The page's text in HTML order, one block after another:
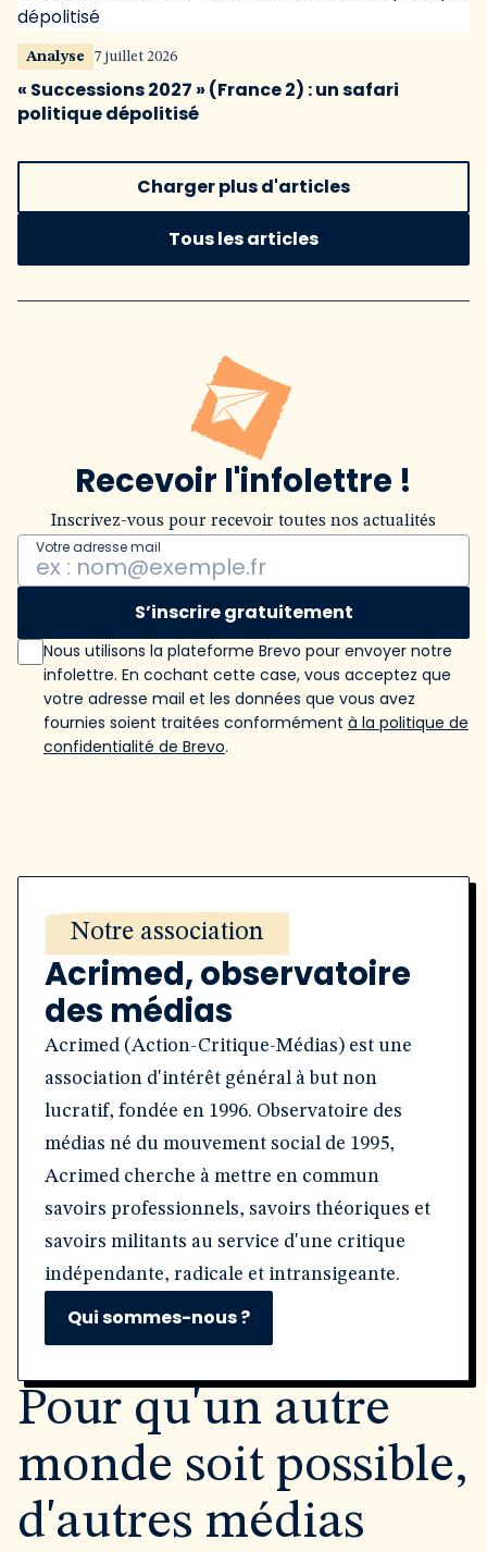
Analyse 7 juillet 2026
« Successions 2027 » (France 2) : un safari
politique dépolitisé
Charger plus d'articles
Tous les articles
Recevoir l'infolettre !
Inscrivez-vous pour recevoir toutes nos actualités
Votre adresse mail
S’inscrire gratuitement
Nous utilisons la plateforme Brevo pour envoyer notre
infolettre. En cochant cette case, vous acceptez que
votre adresse mail et les données que vous avez
fournies soient traitées conformément à la politique de
confidentialité de Brevo.
Notre association
Acrimed, observatoire
des médias
Acrimed (Action-Critique-Médias) est une
association d'intérêt général à but non
lucratif, fondée en 1996. Observatoire des
médias né du mouvement social de 1995,
Acrimed cherche à mettre en commun
savoirs professionnels, savoirs théoriques et
savoirs militants au service d'une critique
indépendante, radicale et intransigeante.
Qui sommes-nous ?
Pour qu'un autre
monde soit possible,
d'autres médias